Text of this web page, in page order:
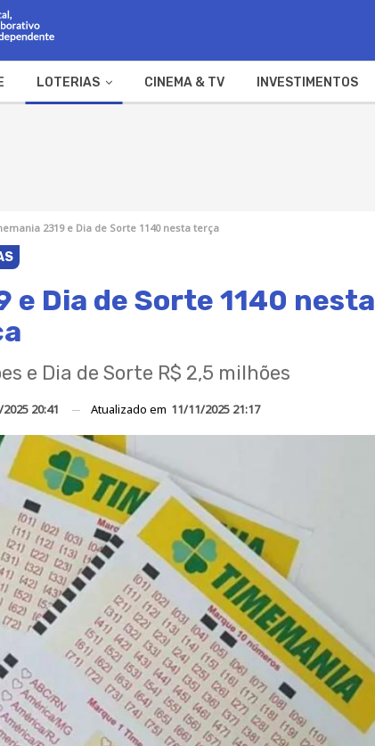
LOTERIAS CINEMA & TV INVESTIMENTOS
2319 e Dia de Sorte 1140 nesta terça
e Dia de Sorte 1140 nesta
e Dia de Sorte R$ 2,5 milhões
20:41 Atualizado em 11/11/2025 21:17